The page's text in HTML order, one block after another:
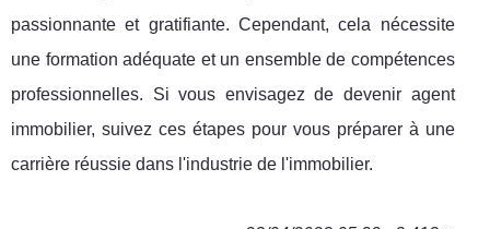
passionnante et gratifiante. Cependant, cela nécessite
une formation adéquate et un ensemble de compétences
professionnelles. Si vous envisagez de devenir agent
immobilier, suivez ces étapes pour vous préparer à une
carrière réussie dans l'industrie de l'immobilier.